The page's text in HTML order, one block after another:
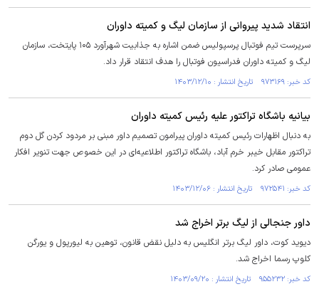
انتقاد شدید پیروانی از سازمان لیگ و کمیته داوران
سرپرست تیم فوتبال پرسپولیس ضمن اشاره به جذابیت شهرآورد ۱۰۵ پایتخت، سازمان
لیگ و کمیته داوران فدراسیون فوتبال را هدف انتقاد قرار داد.
کد خبر: ۹۷۳۱۶۹ تاریخ انتشار : ۱۴۰۳/۱۲/۱۰
بیانیه باشگاه تراکتور علیه رئیس کمیته داوران
به دنبال اظهارات رئیس کمیته داوران پیرامون تصمیم داور مبنی بر مردود کردن گل دوم
تراکتور مقابل خیبر خرم آباد، باشگاه تراکتور اطلاعیه‌ای در این خصوص جهت تنویر افکار
عمومی صادر کرد.
کد خبر: ۹۷۲۵۴۱ تاریخ انتشار : ۱۴۰۳/۱۲/۰۶
داور جنجالی از لیگ برتر اخراج شد
دیوید کوت، داور لیگ برتر انگلیس به دلیل نقض قانون، توهین به لیورپول و یورگن
کلوپ رسما اخراج شد.
کد خبر: ۹۵۵۲۳۲ تاریخ انتشار : ۱۴۰۳/۰۹/۲۰